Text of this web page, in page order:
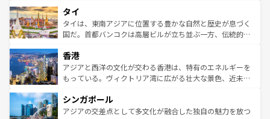
リティに包まれながら、韓国の多彩な魅力を心ゆくまで味
わってみてほしい。 なお、新着の韓国情報はコンテンツ一
覧を参照してほしい。
急速な発展と共に伝統が息づく。ハノイの古い町並みやホ
ーチミン市のフランス統治時代の建物も、独特の雰囲気を
醸し出している。また、バラエティの豊かさとおいしさで
とつ。フォーやバインミー、ベトナムコーヒーなどは、ぜ
ひ現地で味わいたい。どの地域を訪れてもあたたかい人々
が旅行者を迎えてくれるので、きっと忘れられない旅にな
参照してほしい。
タイ
タイは、東南アジアに位置する豊かな自然と歴史が息づく
国だ。首都バンコクは高層ビルが立ち並ぶ一方、伝統的な
の活気が交差している。北部ではチェンマイなどの山岳地
帯で自然と触れ合い、南部ではプーケットやクラビの美し
いビーチでリゾート気分を楽しむことができる。タイ料理
激する。気候は一年中温暖で、どの季節にも異なる楽しみ
が待っている。親しみやすいタイの人々、仏教を中心とし
香港
アジアと西洋の文化が交わる香港は、特有のエネルギーを
もっている。ヴィクトリア湾に広がる壮大な景色、近未来
み、どこを訪れても感動するはず。観光スポットが密集し
ており、効率よく見どころを回れるのも魅力。息をのむよ
シンガポール
アジアの交差点として多文化が融合した独自の魅力を放つ